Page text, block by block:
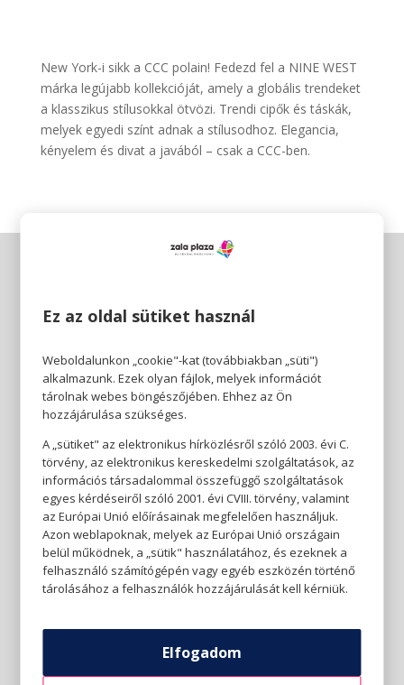
New York-i sikk a CCC polain! Fedezd fel a NINE WEST
márka legújabb kollekcióját, amely a globális trendeket
a klasszikus stílusokkal ötvözi. Trendi cipők és táskák,
melyek egyedi színt adnak a stílusodhoz. Elegancia,
kényelem és divat a javából – csak a CCC-ben.
Ez az oldal sütiket használ
Weboldalunkon „cookie"-kat (továbbiakban „süti")
alkalmazunk. Ezek olyan fájlok, melyek információt
tárolnak webes böngészőjében. Ehhez az Ön
hozzájárulása szükséges.
A „sütiket" az elektronikus hírközlésről szóló 2003. évi C.
törvény, az elektronikus kereskedelmi szolgáltatások, az
információs társadalommal összefüggő szolgáltatások
egyes kérdéseiről szóló 2001. évi CVIII. törvény, valamint
az Európai Unió előírásainak megfelelően használjuk.
Azon weblapoknak, melyek az Európai Unió országain
belül működnek, a „sütik" használatához, és ezeknek a
felhasználó számítógépén vagy egyéb eszközén történő
tárolásához a felhasználók hozzájárulását kell kérniük.
Elfogadom